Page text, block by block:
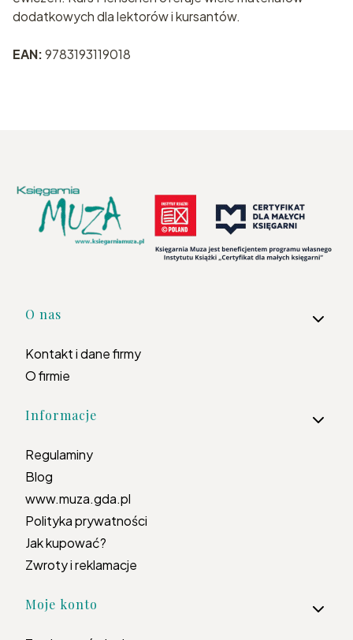
dodatkowych dla lektorów i kursantów.
EAN:9783193119018
Linki w stopce
O nas
Kontakt i dane firmy
O firmie
Informacje
Regulaminy
Blog
www.muza.gda.pl
Polityka prywatności
Jak kupować?
Zwroty i reklamacje
Moje konto